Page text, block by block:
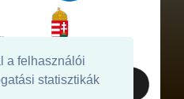
a felhasználói
statisztikák